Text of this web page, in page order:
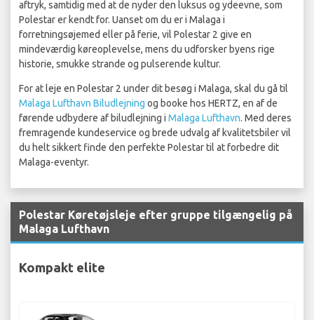
aftryk, samtidig med at de nyder den luksus og ydeevne, som
Polestar er kendt for. Uanset om du er i Malaga i
forretningsøjemed eller på ferie, vil Polestar 2 give en
mindeværdig køreoplevelse, mens du udforsker byens rige
historie, smukke strande og pulserende kultur.
For at leje en Polestar 2 under dit besøg i Malaga, skal du gå til
Malaga Lufthavn Biludlejning og booke hos HERTZ, en af de
førende udbydere af biludlejning i Malaga Lufthavn. Med deres
fremragende kundeservice og brede udvalg af kvalitetsbiler vil
du helt sikkert finde den perfekte Polestar til at forbedre dit
Malaga-eventyr.
Polestar Køretøjsleje efter gruppe tilgængelig på
Malaga Lufthavn
Kompakt elite